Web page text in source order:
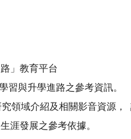
」教育平台
與升學進路之參考資訊。
領域介紹及相關影音資源
涯發展之參考依據。